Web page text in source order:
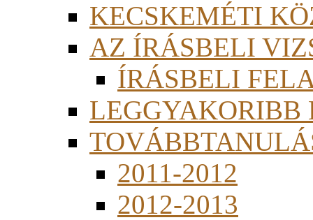
KECSKEMÉTI
AZ ÍRÁSBELI
ÍRÁSBELI
LEGGYAKORIBB
2011-2012
2012-2013